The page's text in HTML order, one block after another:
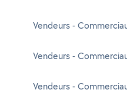
Vendeurs -
Vendeurs -
Vendeurs -